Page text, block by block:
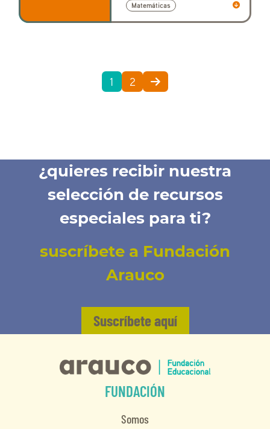
Matemáticas
1 2
¿quieres recibir nuestra
selección de recursos
especiales para ti?
suscríbete a Fundación
Arauco
Suscríbete aquí
FUNDACIÓN
Somos